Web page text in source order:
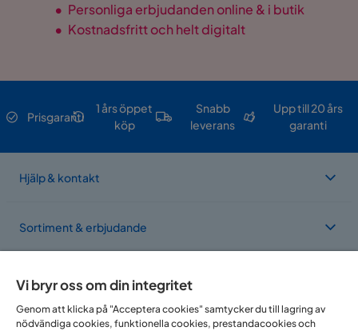
• Personliga erbjudanden online & i butik
• Kostnadsfritt och helt digitalt
Prisgaranti
1 års öppet
köp
Snabb
leverans
Upp till 20 års
garanti
Hjälp & kontakt
Sortiment & erbjudande
Om Trademax
Vi bryr oss om din integritet
Genom att klicka på "Acceptera cookies" samtycker du till lagring av
nödvändiga cookies, funktionella cookies, prestandacookies och